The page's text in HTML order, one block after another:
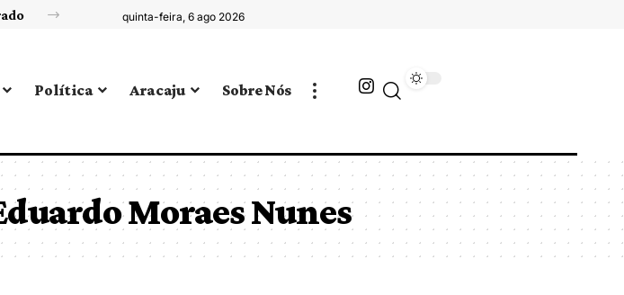
quinta-feira, 6 ago 2026
Política Aracaju Sobre Nós
Moraes Nunes